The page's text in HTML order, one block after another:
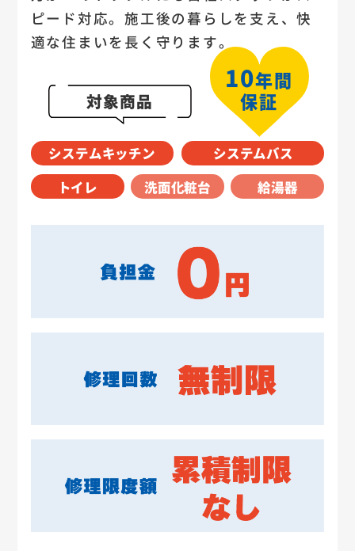
ピード対応。施工後の暮らしを支え、快
適な住まいを長く守ります。
対象商品
システムキッチン
システムバス
トイレ
洗面化粧台 給湯器
10年間
保証